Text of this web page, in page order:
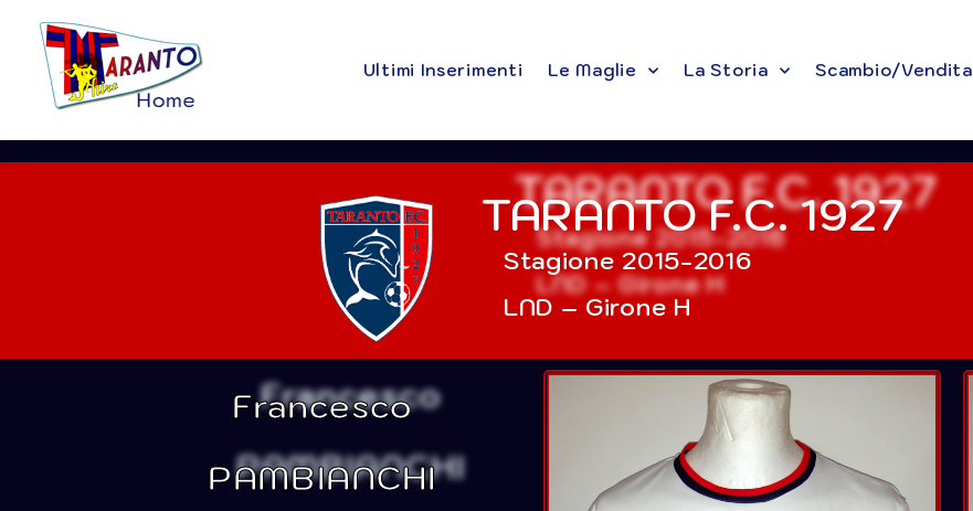
Ultimi Inserimenti Le Maglie La Storia Scambio/Vendita
TARANTO F.C. 1927
Stagione 2015-2016
LND – Girone H
Francesco
PAMBIANCHI